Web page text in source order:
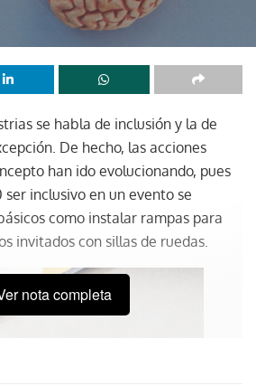
se habla de inclusión y la de
De hecho, las acciones
han ido evolucionando, pues
inclusivo en un evento se
como instalar rampas para
invitados con sillas de ruedas.
nota completa